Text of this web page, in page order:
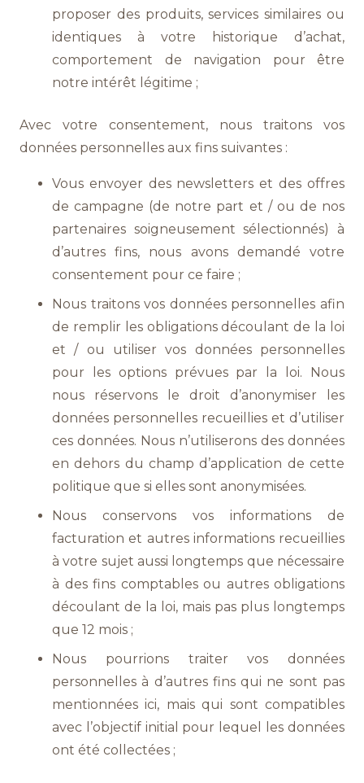
proposer des produits, services similaires ou
identiques à votre historique d’achat,
comportement de navigation pour être
notre intérêt légitime ;
Avec votre consentement, nous traitons vos
données personnelles aux fins suivantes :
Vous envoyer des newsletters et des offres
de campagne (de notre part et / ou de nos
partenaires soigneusement sélectionnés) à
d’autres fins, nous avons demandé votre
consentement pour ce faire ;
Nous traitons vos données personnelles afin
de remplir les obligations découlant de la loi
et / ou utiliser vos données personnelles
pour les options prévues par la loi. Nous
nous réservons le droit d’anonymiser les
données personnelles recueillies et d’utiliser
ces données. Nous n’utiliserons des données
en dehors du champ d’application de cette
politique que si elles sont anonymisées.
Nous conservons vos informations de
facturation et autres informations recueillies
à votre sujet aussi longtemps que nécessaire
à des fins comptables ou autres obligations
découlant de la loi, mais pas plus longtemps
que 12 mois ;
Nous pourrions traiter vos données
personnelles à d’autres fins qui ne sont pas
mentionnées ici, mais qui sont compatibles
avec l’objectif initial pour lequel les données
ont été collectées ;